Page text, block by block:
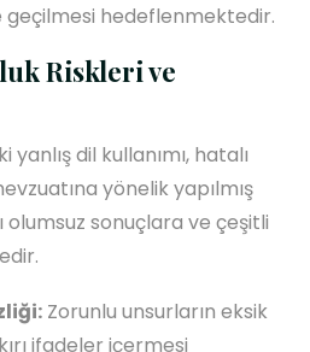
geçilmesi hedeflenmektedir.
Riskleri ve
dil kullanımı, hatalı
yönelik yapılmış
olumsuz sonuçlara ve çeşitli
Zorunlu unsurların eksik
ifadeler içermesi